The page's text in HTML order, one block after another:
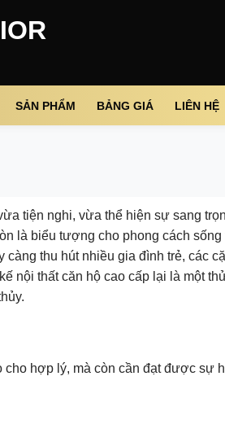
SẢN PHẨM BẢNG GIÁ LIÊN HỆ
tiện nghi, vừa thể hiện sự sang
là biểu tượng cho phong cách sống
thu hút nhiều gia đình trẻ, các
nội thất căn hộ cao cấp lại là một
hợp lý, mà còn cần đạt được sự